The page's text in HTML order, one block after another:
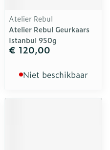
Atelier Rebul
Atelier Rebul Geurkaars
Istanbul 950g
€ 120,00
Niet beschikbaar